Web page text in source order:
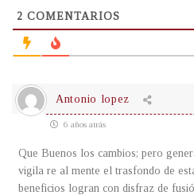
2 COMENTARIOS
Antonio lopez
6 años atrás
Que Buenos los cambios; pero
vigila re al mente el trasfondo de
beneficios logran con disfraz de